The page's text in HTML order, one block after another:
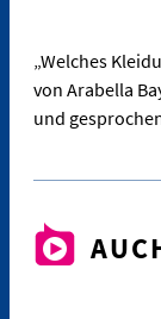
„Welches
von Arabella
und